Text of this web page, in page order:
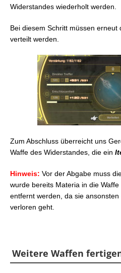
Widerstandes wiederholt werden.
Bei diesem Schritt müssen erneut
verteilt werden.
Zum Abschluss überreicht uns
Waffe des Widerstandes, die ein
Hinweis: Vor der Abgabe muss
wurde bereits Materia in die
entfernt werden, da sie
verloren geht.
Weitere Waffen